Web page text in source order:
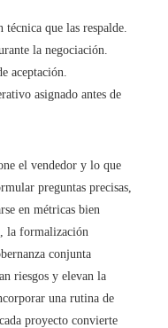
técnica que las respalde.
la negociación.
aceptación.
asignado antes de
el vendedor y lo que
preguntas precisas,
en métricas bien
la formalización
conjunta
riesgos y elevan la
una rutina de
proyecto convierte